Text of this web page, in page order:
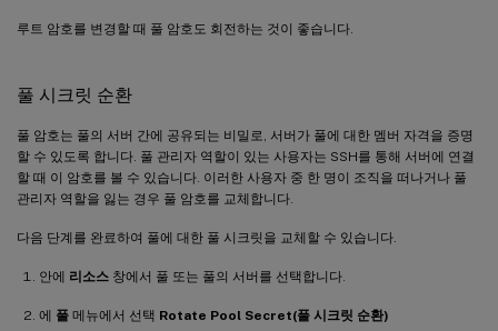
루트 암호를 변경할 때 풀 암호도 회전하는 것이 좋습니다.
풀 시크릿 순환
풀 암호는 풀의 서버 간에 공유되는 비밀로, 서버가 풀에 대한 멤버 자격을 증명
할 수 있도록 합니다. 풀 관리자 역할이 있는 사용자는 SSH를 통해 서버에 연결
할 때 이 암호를 볼 수 있습니다. 이러한 사용자 중 한 명이 조직을 떠나거나 풀
관리자 역할을 잃는 경우 풀 암호를 교체합니다.
다음 단계를 완료하여 풀에 대한 풀 시크릿을 교체할 수 있습니다.
안에 리소스 창에서 풀 또는 풀의 서버를 선택합니다.
에 풀 메뉴에서 선택 Rotate Pool Secret(풀 시크릿 순환)